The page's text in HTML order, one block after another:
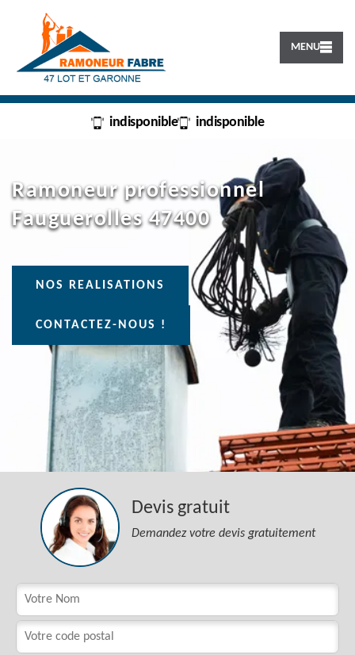
MENU
indisponible indisponible
Ramoneur professionnel
Fauguerolles 47400
NOS REALISATIONS
CONTACTEZ-NOUS !
Devis gratuit
Demandez votre devis gratuitement